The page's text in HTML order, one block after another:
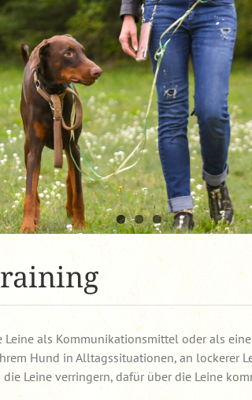
als Kommunikationsmittel oder als
Hund in Alltagssituationen, an lockerer
Leine verringern, dafür über die Leine